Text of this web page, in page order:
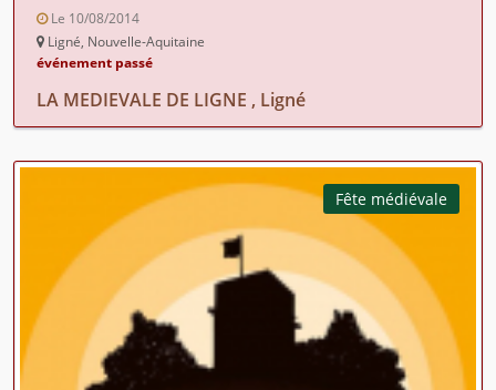
Le 10/08/2014
Ligné, Nouvelle-Aquitaine
événement passé
LA MEDIEVALE DE LIGNE , Ligné
Fête médiévale